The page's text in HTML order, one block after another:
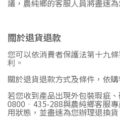
議，農純鄉的客服人員將盡速為
關於退貨退款
您可以依消費者保護法第十九
利。
關於退貨退款方式及條件，依
若您收到產品出現外包裝瑕疵
0800 ‐ 435-288與農純鄉客服
用狀態，並盡速為您辦理退換